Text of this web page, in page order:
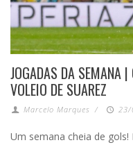
JOGADAS DA SEMANA
VOLEIO DE SUAREZ
Marcelo Marques /
Um semana cheia de